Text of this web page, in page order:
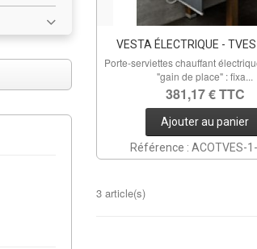
VESTA ÉLECTRIQUE -
Porte-serviettes chauffant
"gain de place" : fixa...
381,17 € TTC
Ajouter au panier
Référence : ACOTVES-
3 article(s)